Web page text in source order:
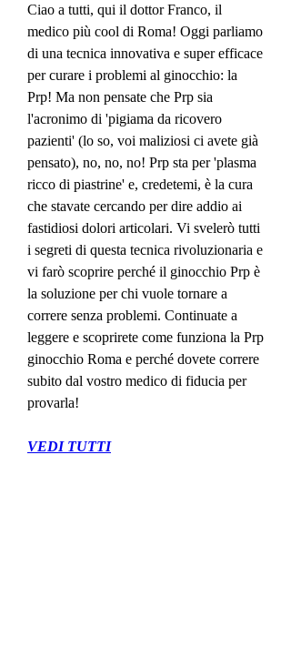
Ciao a tutti, qui il dottor Franco, il
medico più cool di Roma! Oggi parliamo
di una tecnica innovativa e super efficace
per curare i problemi al ginocchio: la
Prp! Ma non pensate che Prp sia
l'acronimo di 'pigiama da ricovero
pazienti' (lo so, voi maliziosi ci avete già
pensato), no, no, no! Prp sta per 'plasma
ricco di piastrine' e, credetemi, è la cura
che stavate cercando per dire addio ai
fastidiosi dolori articolari. Vi svelerò tutti
i segreti di questa tecnica rivoluzionaria e
vi farò scoprire perché il ginocchio Prp è
la soluzione per chi vuole tornare a
correre senza problemi. Continuate a
leggere e scoprirete come funziona la Prp
ginocchio Roma e perché dovete correre
subito dal vostro medico di fiducia per
provarla!
VEDI TUTTI